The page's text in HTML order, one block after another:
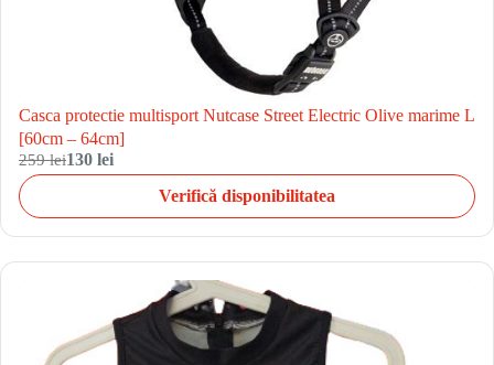
Casca protectie multisport Nutcase Street Electric Olive marime L
[60cm – 64cm]
259 lei130 lei
Verifică disponibilitatea